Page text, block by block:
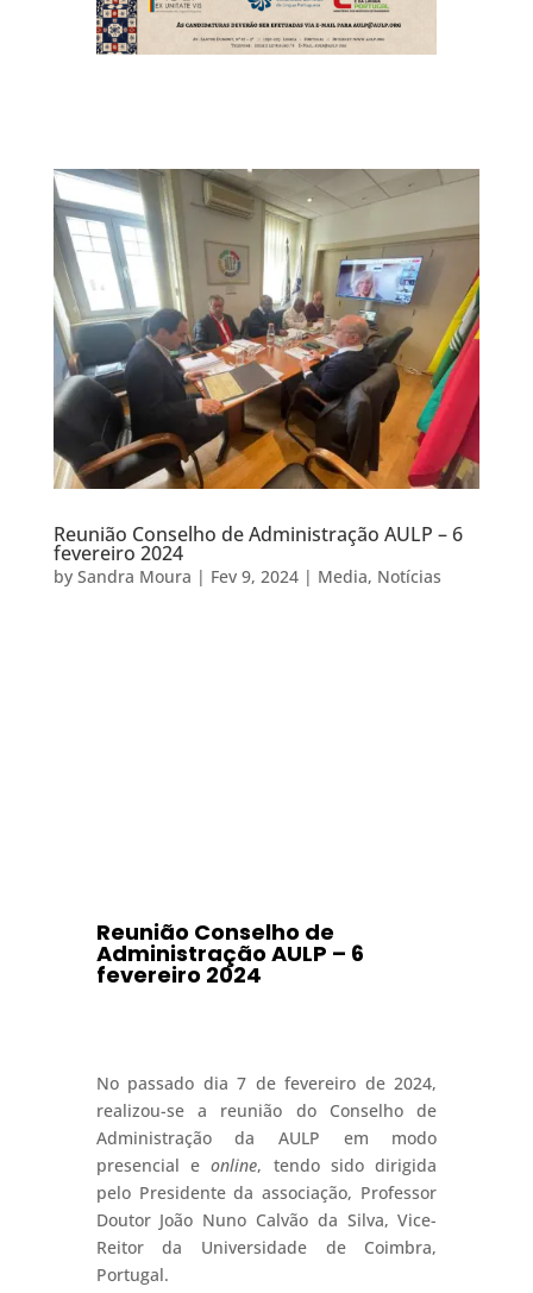
Reunião Conselho de Administração AULP – 6
fevereiro 2024
by Sandra Moura | Fev 9, 2024| Media, Notícias
Reunião Conselho de
Administração AULP – 6
fevereiro 2024
No passado dia 7 de fevereiro de 2024,
realizou-se a reunião do Conselho de
Administração da AULP em modo
presencial eonline, tendo sido dirigida
pelo Presidente da associação, Professor
Doutor João Nuno Calvão da Silva, Vice-
Reitor da Universidade de Coimbra,
Portugal.